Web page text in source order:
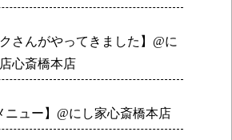
さんがやってきました】@に
心斎橋本店
ニュー】@にし家心斎橋本店